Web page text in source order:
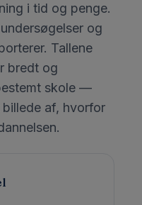
i tid og penge.
og
Tallene
bredt og
skole —
af, hvorfor